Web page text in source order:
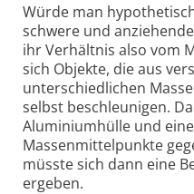
Würde man
schwere und
ihr Verhältnis also vom
sich Objekte, die aus
unter­schied­lichen
selbst beschleunigen.
Aluminium­hülle und
Massen­mittel­punkte
müsste sich dann eine
ergeben.